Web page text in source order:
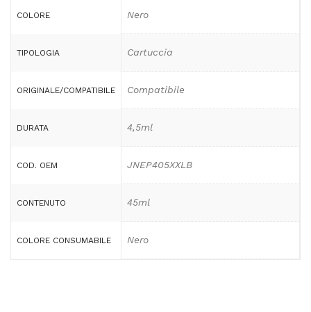
COLORE Nero
TIPOLOGIA Cartuccia
ORIGINALE/COMPATIBILE Compatibile
DURATA 4,5ml
COD. OEM JNEP405XXLB
CONTENUTO 45ml
COLORE CONSUMABILE Nero